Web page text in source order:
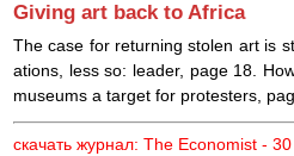
Giving art back to Africa
The case for returning stolen art is
ations, less so: leader, page 18.
museums a target for protesters,
скачать журнал: The Economist -